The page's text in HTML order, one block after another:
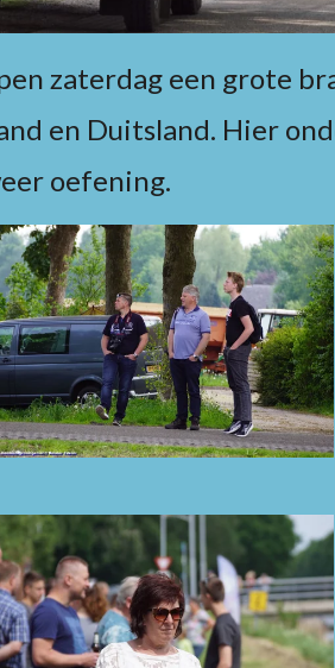
zaterdag een grote
en Duitsland. Hier
oefening.